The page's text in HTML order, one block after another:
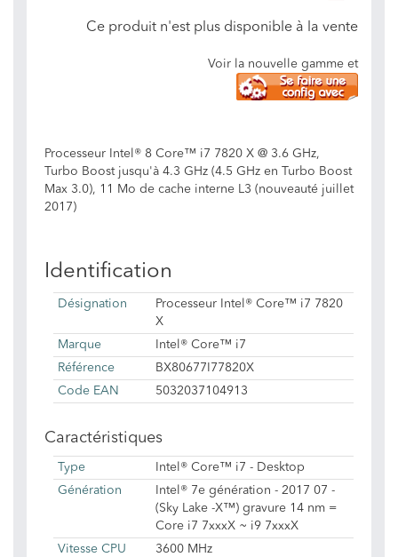
Ce produit n'est plus disponible à la vente
Voir la nouvelle gamme et
Processeur Intel® 8 Core™ i7 7820 X @ 3.6 GHz,
Turbo Boost jusqu'à 4.3 GHz (4.5 GHz en Turbo Boost
Max 3.0), 11 Mo de cache interne L3 (nouveauté juillet
2017)
Identification
Désignation
Processeur Intel® Core™ i7 7820
X
Marque
Intel® Core™ i7
Référence
BX80677I77820X
Code EAN
5032037104913
Caractéristiques
Type
Intel® Core™ i7 - Desktop
Génération
Intel® 7e génération - 2017 07 -
(Sky Lake -X™) gravure 14 nm =
Core i7 7xxxX ~ i9 7xxxX
Vitesse CPU
3600 MHz